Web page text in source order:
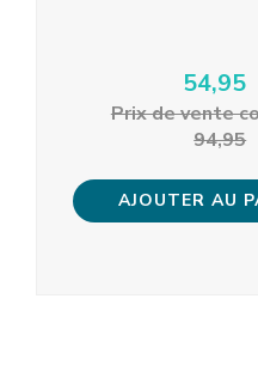
54,95
Prix ​​de vente
94,95
AJOUTER AU